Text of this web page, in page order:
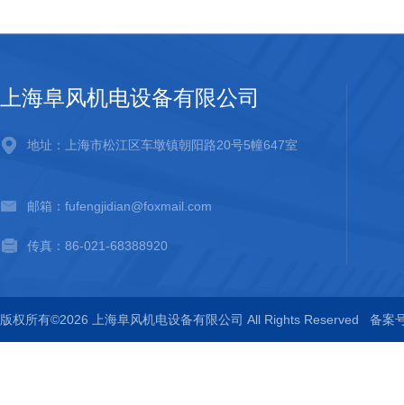
上海阜风机电设备有限公司
地址：上海市松江区车墩镇朝阳路20号5幢647室
邮箱：fufengjidian@foxmail.com
传真：86-021-68388920
版权所有©2026 上海阜风机电设备有限公司 All Rights Reserved 备案